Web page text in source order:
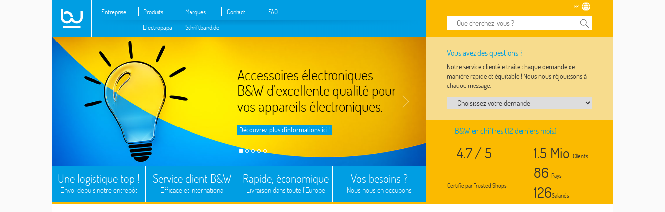
Entreprise
Produits
Electropapa
Schriftband.de
Marques Contact FAQ
Accessoires électroniques
B&W d'excellente qualité pour
vos appareils électroniques.
Découvrez plus d'informations ici !
Une logistique top !
Envoi depuis notre entrepôt
Service client B&W
Efficace et international
Rapide, économique
Livraison dans toute l'Europe
Vos besoins ?
Nous nous en occupons
FR
Vous avez des questions ?
Notre service clientèle traite chaque demande de
manière rapide et équitable ! Nous nous réjouissons à
chaque message.
B&W en chiffres (12 derniers mois)
4.7 / 5
Certifié par Trusted Shops
1.5 Mio Clients
86 Pays
129Salariés